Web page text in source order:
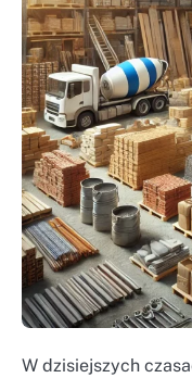
W dzisiejszych